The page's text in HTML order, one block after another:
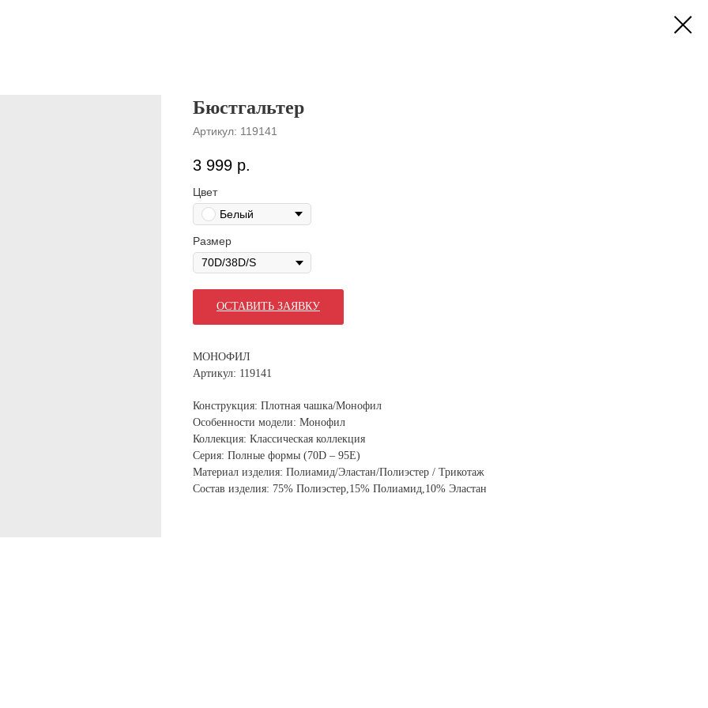
Бюстгальтер
Артикул: 119141
3 999 р.
Цвет
Белый
Размер
ОСТАВИТЬ ЗАЯВКУ
МОНОФИЛ
Артикул: 119141
Конструкция: Плотная чашка/Монофил
Особенности модели: Монофил
Коллекция: Классическая коллекция
Серия: Полные формы (70D – 95E)
Материал изделия: Полиамид/Эластан/Полиэстер / Трикотаж
Состав изделия: 75% Полиэстер,15% Полиамид,10% Эластан